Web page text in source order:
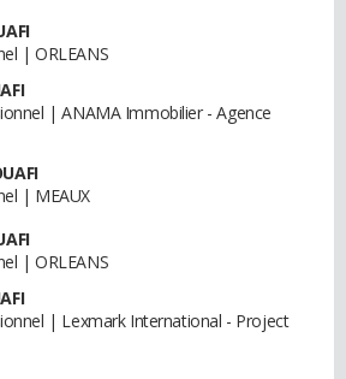
| ORLEANS
| ANAMA Immobilier - Agence
| MEAUX
| ORLEANS
| Lexmark International - Project